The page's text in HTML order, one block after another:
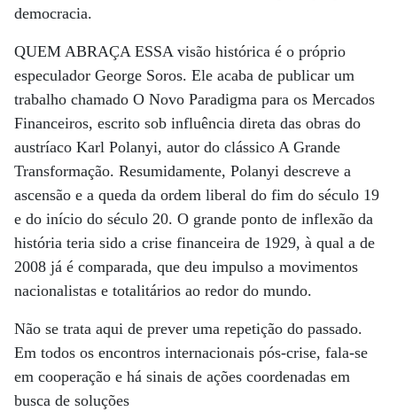
democracia.
QUEM ABRAÇA ESSA visão histórica é o próprio
especulador George Soros. Ele acaba de publicar um
trabalho chamado O Novo Paradigma para os Mercados
Financeiros, escrito sob influência direta das obras do
austríaco Karl Polanyi, autor do clássico A Grande
Transformação. Resumidamente, Polanyi descreve a
ascensão e a queda da ordem liberal do fim do século 19
e do início do século 20. O grande ponto de inflexão da
história teria sido a crise financeira de 1929, à qual a de
2008 já é comparada, que deu impulso a movimentos
nacionalistas e totalitários ao redor do mundo.
Não se trata aqui de prever uma repetição do passado.
Em todos os encontros internacionais pós-crise, fala-se
em cooperação e há sinais de ações coordenadas em
busca de soluções